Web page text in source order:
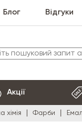
Блог Відгуки
Акції
хімія Фарби